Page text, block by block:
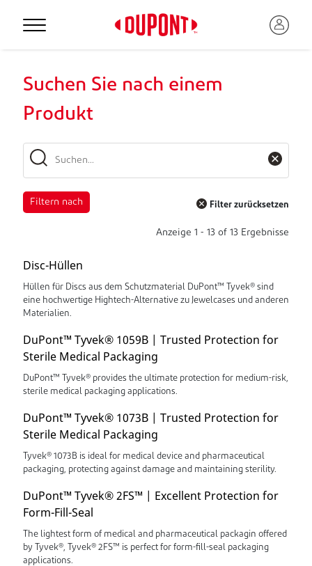
Suchen Sie nach einem
Produkt
Filtern nach Filter zurücksetzen
Anzeige 1 - 13 of 13 Ergebnisse
Disc-Hüllen
Hüllen für Discs aus dem Schutzmaterial DuPont™ Tyvek® sind
eine hochwertige Hightech-Alternative zu Jewelcases und anderen
Materialien.
DuPont™ Tyvek® 1059B | Trusted Protection for
Sterile Medical Packaging
DuPont™ Tyvek® provides the ultimate protection for medium-risk,
sterile medical packaging applications.
DuPont™ Tyvek® 1073B | Trusted Protection for
Sterile Medical Packaging
Tyvek® 1073B is ideal for medical device and pharmaceutical
packaging, protecting against damage and maintaining sterility.
DuPont™ Tyvek® 2FS™ | Excellent Protection for
Form-Fill-Seal
The lightest form of medical and pharmaceutical packagin offered
by Tyvek®, Tyvek® 2FS™ is perfect for form-fill-seal packaging
applications.